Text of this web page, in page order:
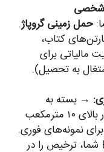
شخصی
حمل زمینی گروپاژ.
کتاب،
مالیاتی برای
به تحصیل).
→ بسته به
برای بار بالای ۱۰ مترمکعب
برای نمونه‌های فوری.
آنی بار با دریافت شماره EORI شما، ترخیص را در